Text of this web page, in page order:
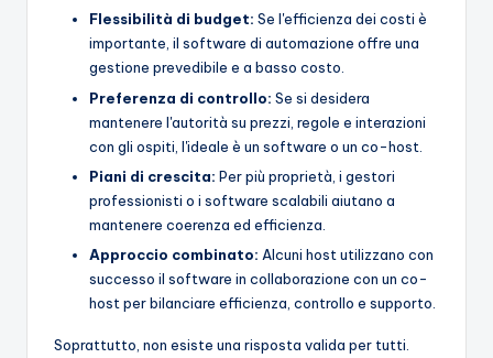
Flessibilità di budget: Se l'efficienza dei costi è
importante, il software di automazione offre una
gestione prevedibile e a basso costo.
Preferenza di controllo: Se si desidera
mantenere l'autorità su prezzi, regole e interazioni
con gli ospiti, l'ideale è un software o un co-host.
Piani di crescita: Per più proprietà, i gestori
professionisti o i software scalabili aiutano a
mantenere coerenza ed efficienza.
Approccio combinato: Alcuni host utilizzano con
successo il software in collaborazione con un co-
host per bilanciare efficienza, controllo e supporto.
Soprattutto, non esiste una risposta valida per tutti.